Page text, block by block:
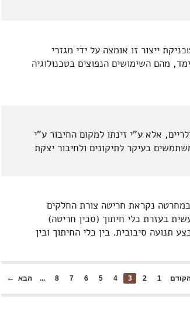
ייצור זו אומצה על ידי מגזרי
מהם השימושים הנפוצים בטכנולוגיה
אלא ע"י זינתו למקום החיבור ע"י
בעיקר לתיקונים ולחיבור יצקת
נקראת חריטה צורת החלקים
בעזרת כלי חיתוך (סכין חריטה)
סיבובית. בין כלי החיתוך ובין
1
2
3
4
5
6
7
8
... הבא